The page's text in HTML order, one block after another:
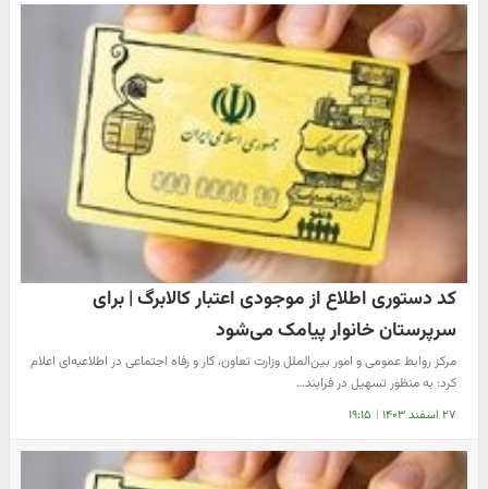
کد دستوری اطلاع از موجودی اعتبار کالابرگ | برای
سرپرستان خانوار پیامک می‌شود
مرکز روابط عمومی و امور بین‌الملل وزارت تعاون، کار و رفاه اجتماعی در اطلاعیه‌ای اعلام
کرد: به منظور تسهیل در فرایند…
۲۷ اسفند ۱۴۰۳ | ۱۹:۱۵